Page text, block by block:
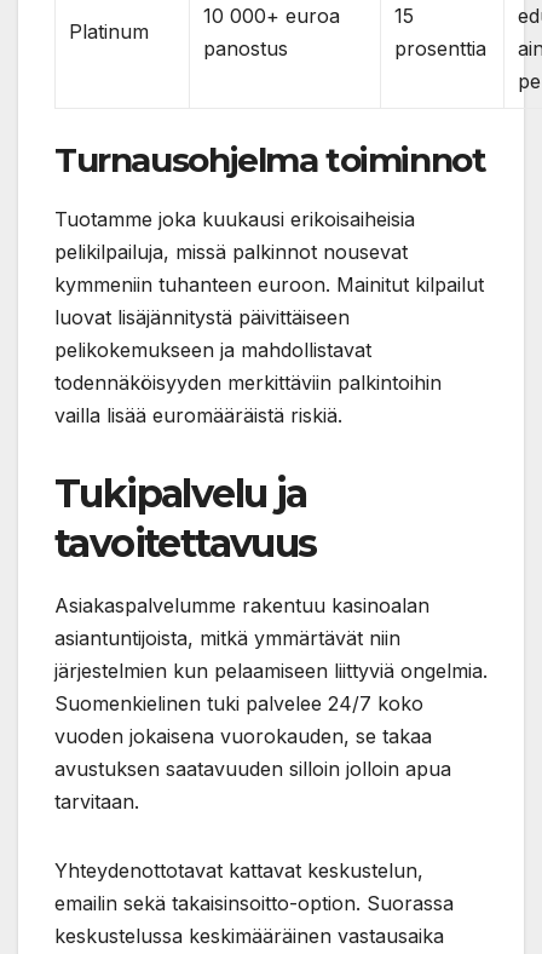
Platinum
10 000+ euroa
panostus
15
prosenttia
Turnausohjelma toiminnot
Tuotamme joka kuukausi erikoisaiheisia
pelikilpailuja, missä palkinnot nousevat
kymmeniin tuhanteen euroon. Mainitut kilpailut
luovat lisäjännitystä päivittäiseen
pelikokemukseen ja mahdollistavat
todennäköisyyden merkittäviin palkintoihin
vailla lisää euromääräistä riskiä.
Tukipalvelu ja
tavoitettavuus
Asiakaspalvelumme rakentuu kasinoalan
asiantuntijoista, mitkä ymmärtävät niin
järjestelmien kun pelaamiseen liittyviä ongelmia.
Suomenkielinen tuki palvelee 24/7 koko
vuoden jokaisena vuorokauden, se takaa
avustuksen saatavuuden silloin jolloin apua
tarvitaan.
Yhteydenottotavat kattavat keskustelun,
emailin sekä takaisinsoitto-option. Suorassa
keskustelussa keskimääräinen vastausaika